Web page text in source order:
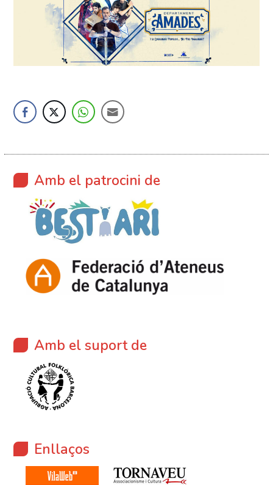
Amb el patrocini de
Amb el suport de
Enllaços